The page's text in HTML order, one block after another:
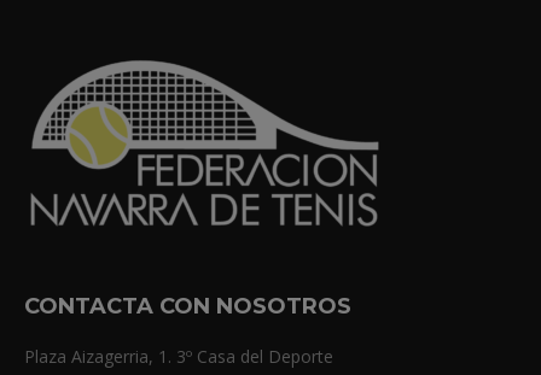
CONTACTA CON NOSOTROS
Plaza Aizagerria, 1. 3º Casa del Deporte